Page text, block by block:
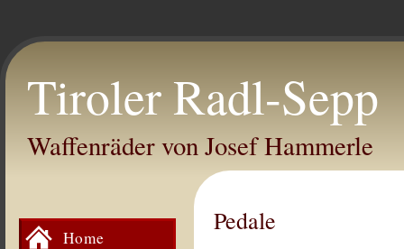
Tiroler Radl-Sepp
Waffenräder von Josef Hammerle
Home
Pedale